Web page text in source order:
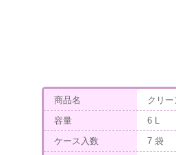
商品名
クリ
容量
6 L
ケース入数
7 袋